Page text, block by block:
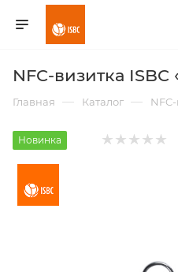
NFC-визитка ISBC
Главная — Каталог —
Новинка